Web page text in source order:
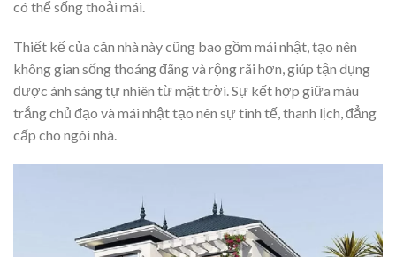
có thể sống thoải mái.
Thiết kế của căn nhà này cũng bao gồm mái nhật, tạo nên
không gian sống thoáng đãng và rộng rãi hơn, giúp tận dụng
được ánh sáng tự nhiên từ mặt trời. Sự kết hợp giữa màu
trắng chủ đạo và mái nhật tạo nên sự tinh tế, thanh lịch, đẳng
cấp cho ngôi nhà.